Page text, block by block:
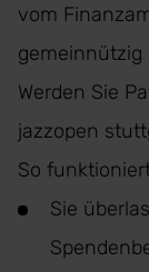
vom
gemeinnützig
Werden Sie
jazzopen
So
Sie